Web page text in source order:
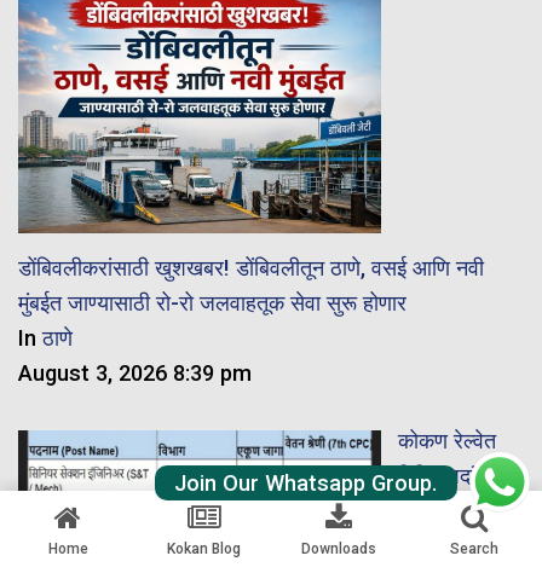
डोंबिवलीकरांसाठी खुशखबर! डोंबिवलीतून ठाणे, वसई आणि नवी
मुंबईत जाण्यासाठी रो-रो जलवाहतूक सेवा सुरू होणार
Inठाणे
August 3, 2026 8:39 pm
कोकण रेल्वेत
विविध पदांसाठी
भरती जाहीर;
अर्ज कसा
Home Kokan Blog Downloads Search
Join Our Whatsapp Group.